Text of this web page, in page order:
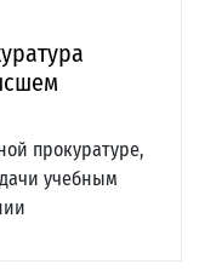
прокуратуре,
учебным